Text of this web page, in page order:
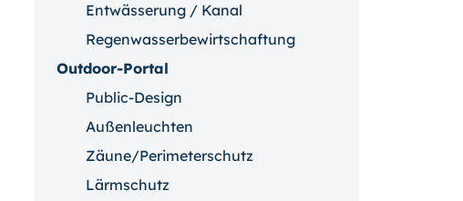
Entwässerung / Kanal
Regenwasserbewirtschaftung
Outdoor-Portal
Public-Design
Außenleuchten
Zäune/Perimeterschutz
Lärmschutz